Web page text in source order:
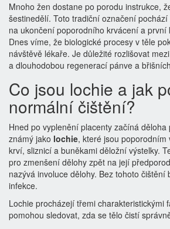
Mnoho žen dostane po porodu instrukce,
šestinedělí. Toto tradiční označení pochází
na ukončení poporodního krvácení a první
Dnes víme, že biologické procesy v těle
návštěvě lékaře. Je důležité rozlišovat
a dlouhodobou regenerací pánve a
Co jsou lochie a jak
normální čištění?
Hned po vyplenění placenty začíná děloha
známý jako lochie, které jsou poporodním
krví, sliznicí a buněkami děložní výstelky.
pro zmenšení dělohy zpět na její
nazývá involuce dělohy. Bez tohoto čištění
infekce.
Lochie procházejí třemi charakteristickými
pomohou sledovat, zda se tělo čistí